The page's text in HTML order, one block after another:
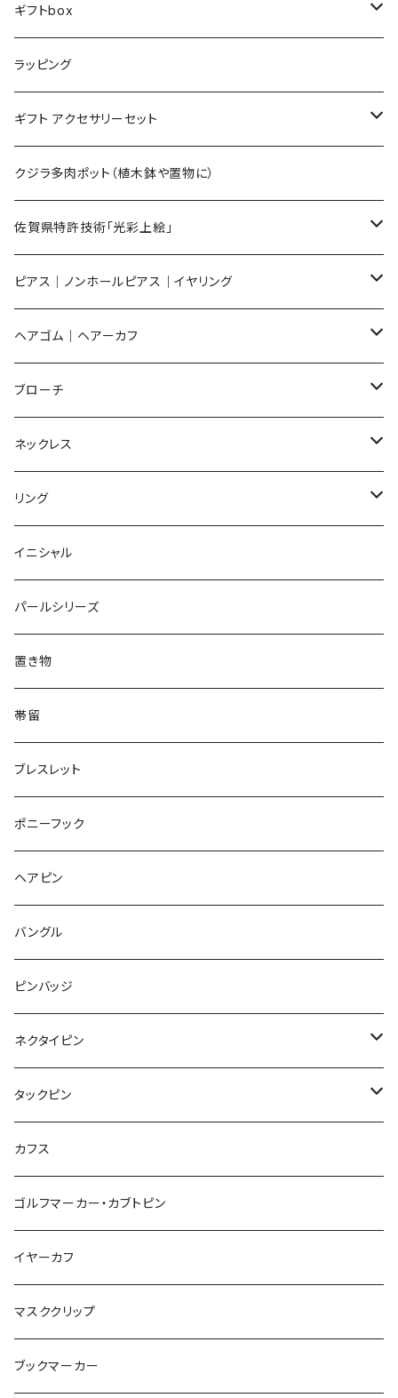
ギフトbox
Lサイズ
Mサイズ
Sサイズ
ラッピング
ギフト アクセサリーセット
flower
メンズ ギフトセット
クジラ多肉ポット（植木鉢や置物に）
佐賀県特許技術「光彩上絵」
ピアス
イヤリング
ノンホールピアス
ヘアゴム
ブローチ
ネックレス
リング
ピアス｜ノンホールピアス｜イヤリング
ピアス
Flower
Dot
Square
てんとう虫
pattern
こいのぼり
マーブル
カメオ
星
鳥
ノンホールピアス
Flower
Dot
Square
Bubble
Animal
マーブル
こいのぼり
てんとう虫
鳥
食品
イヤリング
Flower
Round
鳥
Triangle
食品
ハロウィン
カモフラージュ
square
天使
リボン
ヘアゴム｜ヘアーカフ
Flower
Round
Square
てんとう虫
Animal
うさぎ
パンダ
ハムスター
レッサーパンダ
ブタ
鏡
Pattern
マーメイド
雲
月
惑星
星
唐津土
lip
フルーツ
アイスクリーム
マーブル
音楽
カメオ
ハート
モザイク
ブローチ
Flower
Animal
猫
犬
クジラ
くま
コアラ
羊
牛
カメ
イルカ
カエル
Lips
鏡
Pattern
house
bag
フルーツ
さくらんぼ
レモン
てんとう虫
野菜
雲
月
惑星
星
こいのぼり
カメラ
音楽
バイオリン
カメオ
バルーン
マーメイド
ネックレス
Flower
Animal
てんとう虫
Food
Pattern
ガラス
カメラ
リボン
ラリエット
モザイク
ハート
アルファベット
ハロウィン
紐
鳥
バルーン
マーブル
リング
Flower
Round
てんとう虫
animal
lip
フルーツ
パン
ガラス
リボン
マーブル
鳥
星
アルファベット
ハロウィン
カメオ
2トーン
イニシャル
パールシリーズ
置き物
帯留
ブレスレット
ポニーフック
ヘアピン
バングル
ピンバッジ
ネクタイピン
結び
スクエア
タックピン
結び
カフス
ゴルフマーカー・カブトピン
イヤーカフ
マスククリップ
ブックマーカー